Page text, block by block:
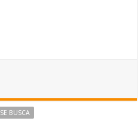
SE BUSCA